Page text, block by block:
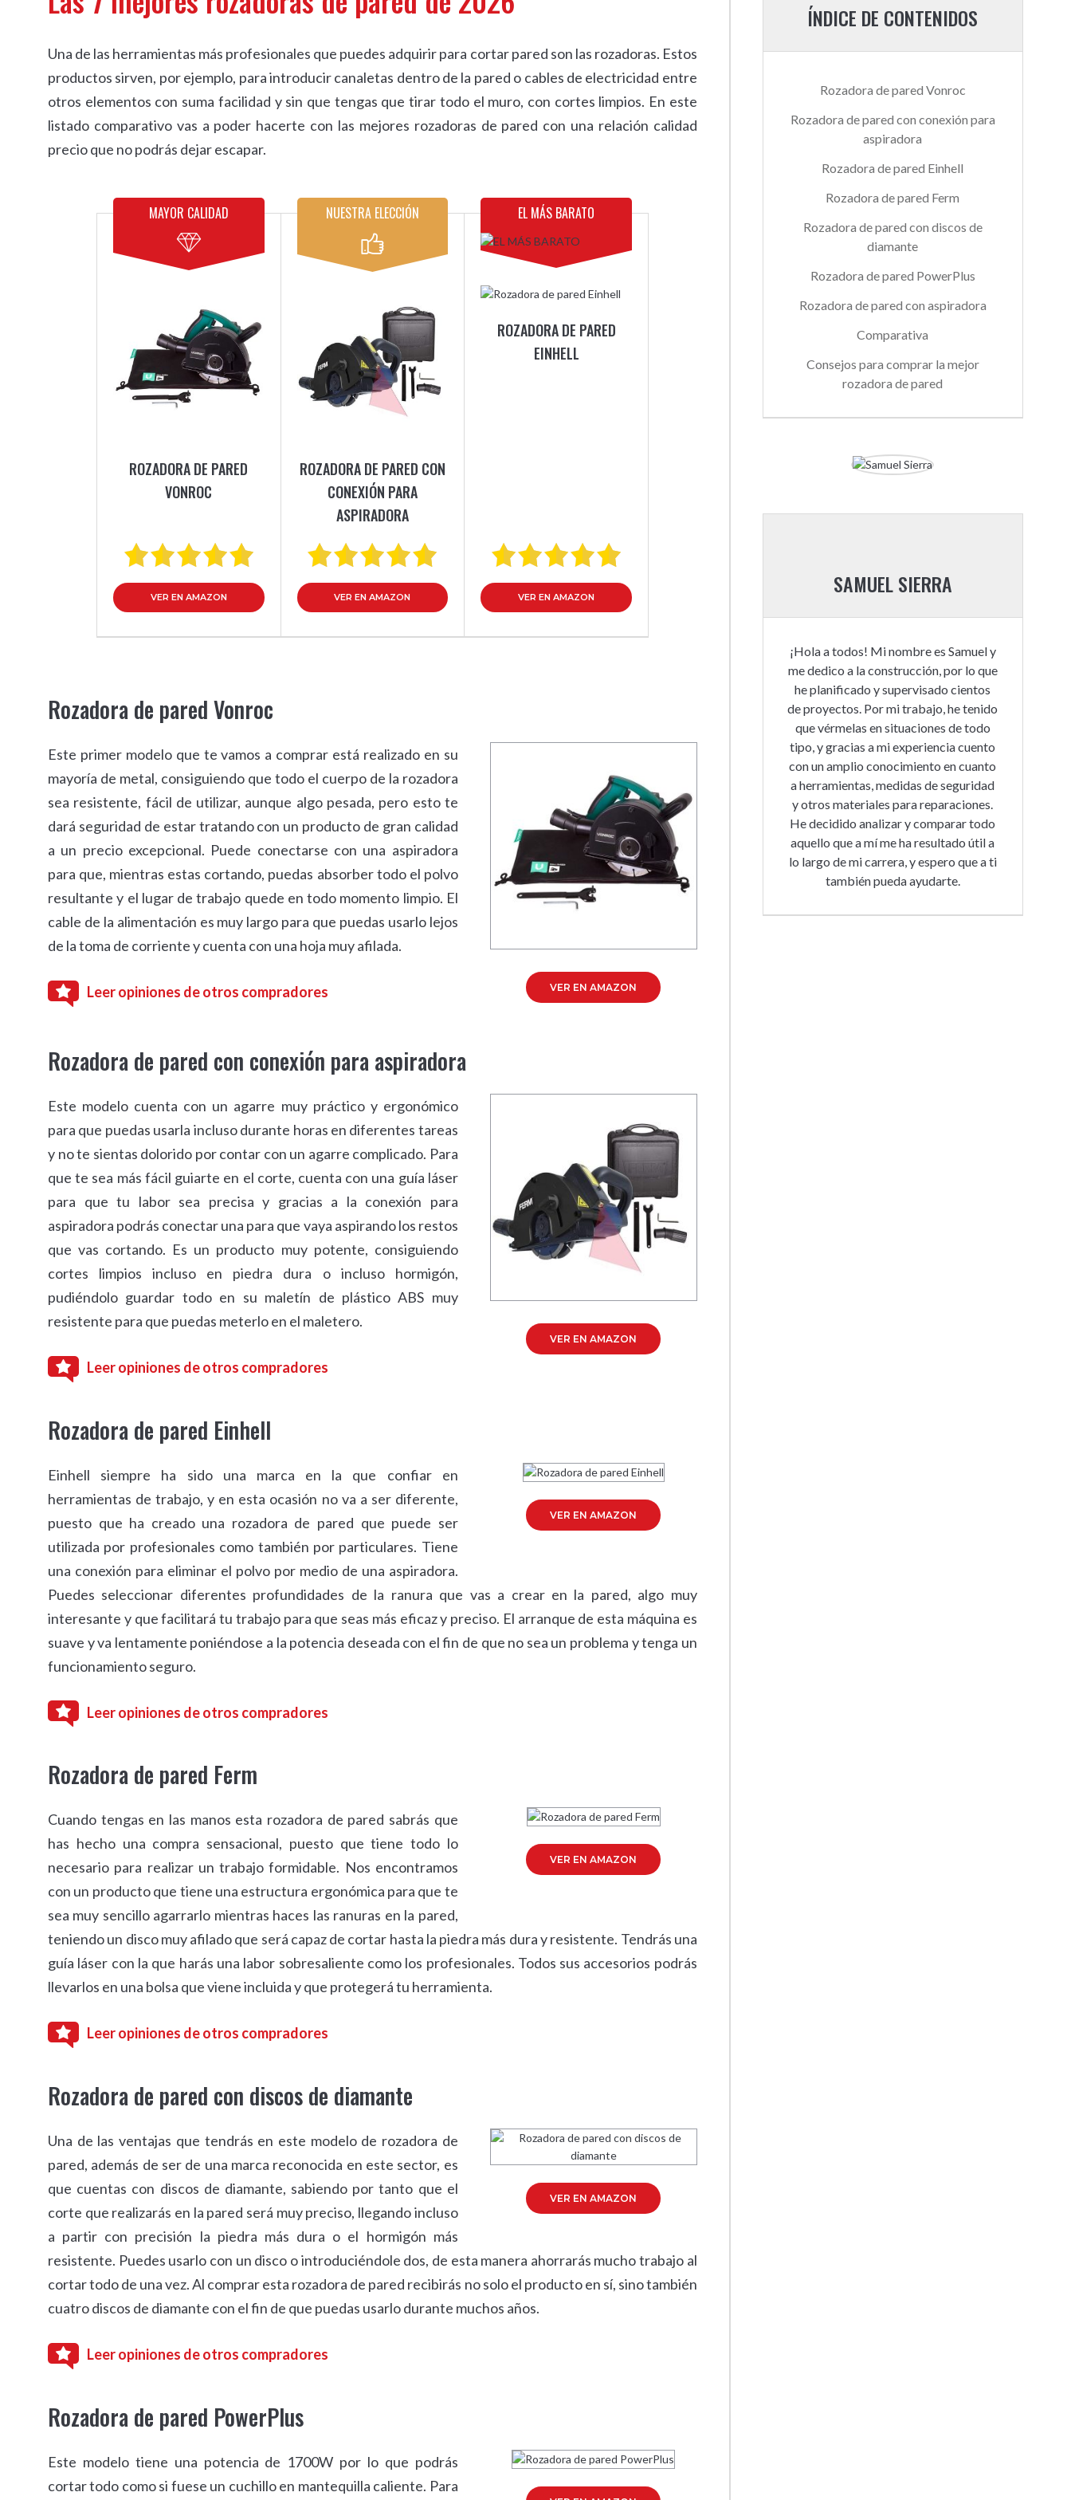
Una de las herramientas más profesionales que puedes adquirir para cortar pared son las rozadoras. Estos
productos sirven, por ejemplo, para introducir canaletas dentro de la pared o cables de electricidad entre
otros elementos con suma facilidad y sin que tengas que tirar todo el muro, con cortes limpios. En este
listado comparativo vas a poder hacerte con las mejores rozadoras de pared con una relación calidad
precio que no podrás dejar escapar.
MAYOR CALIDAD
ROZADORA DE PARED
VONROC
VER EN AMAZON
NUESTRA ELECCIÓN
ROZADORA DE PARED CON
CONEXIÓN PARA
ASPIRADORA
VER EN AMAZON
EL MÁS BARATO
ROZADORA DE PARED
EINHELL
VER EN AMAZON
Rozadora de pared Vonroc
VER EN AMAZON
Este primer modelo que te vamos a comprar está realizado en su
mayoría de metal, consiguiendo que todo el cuerpo de la rozadora
sea resistente, fácil de utilizar, aunque algo pesada, pero esto te
dará seguridad de estar tratando con un producto de gran calidad
a un precio excepcional. Puede conectarse con una aspiradora
para que, mientras estas cortando, puedas absorber todo el polvo
resultante y el lugar de trabajo quede en todo momento limpio. El
cable de la alimentación es muy largo para que puedas usarlo lejos
de la toma de corriente y cuenta con una hoja muy afilada.
Leer opiniones de otros compradores
Rozadora de pared con conexión para aspiradora
VER EN AMAZON
Este modelo cuenta con un agarre muy práctico y ergonómico
para que puedas usarla incluso durante horas en diferentes tareas
y no te sientas dolorido por contar con un agarre complicado. Para
que te sea más fácil guiarte en el corte, cuenta con una guía láser
para que tu labor sea precisa y gracias a la conexión para
aspiradora podrás conectar una para que vaya aspirando los restos
que vas cortando. Es un producto muy potente, consiguiendo
cortes limpios incluso en piedra dura o incluso hormigón,
pudiéndolo guardar todo en su maletín de plástico ABS muy
resistente para que puedas meterlo en el maletero.
Leer opiniones de otros compradores
Rozadora de pared Einhell
VER EN AMAZON
Einhell siempre ha sido una marca en la que confiar en
herramientas de trabajo, y en esta ocasión no va a ser diferente,
puesto que ha creado una rozadora de pared que puede ser
utilizada por profesionales como también por particulares. Tiene
una conexión para eliminar el polvo por medio de una aspiradora.
Puedes seleccionar diferentes profundidades de la ranura que vas a crear en la pared, algo muy
interesante y que facilitará tu trabajo para que seas más eficaz y preciso. El arranque de esta máquina es
suave y va lentamente poniéndose a la potencia deseada con el fin de que no sea un problema y tenga un
funcionamiento seguro.
Leer opiniones de otros compradores
Rozadora de pared Ferm
VER EN AMAZON
Cuando tengas en las manos esta rozadora de pared sabrás que
has hecho una compra sensacional, puesto que tiene todo lo
necesario para realizar un trabajo formidable. Nos encontramos
con un producto que tiene una estructura ergonómica para que te
sea muy sencillo agarrarlo mientras haces las ranuras en la pared,
teniendo un disco muy afilado que será capaz de cortar hasta la piedra más dura y resistente. Tendrás una
guía láser con la que harás una labor sobresaliente como los profesionales. Todos sus accesorios podrás
llevarlos en una bolsa que viene incluida y que protegerá tu herramienta.
Leer opiniones de otros compradores
Rozadora de pared con discos de diamante
VER EN AMAZON
Una de las ventajas que tendrás en este modelo de rozadora de
pared, además de ser de una marca reconocida en este sector, es
que cuentas con discos de diamante, sabiendo por tanto que el
corte que realizarás en la pared será muy preciso, llegando incluso
a partir con precisión la piedra más dura o el hormigón más
resistente. Puedes usarlo con un disco o introduciéndole dos, de esta manera ahorrarás mucho trabajo al
cortar todo de una vez. Al comprar esta rozadora de pared recibirás no solo el producto en sí, sino también
cuatro discos de diamante con el fin de que puedas usarlo durante muchos años.
Leer opiniones de otros compradores
Rozadora de pared PowerPlus
Este modelo tiene una potencia de 1700W por lo que podrás
cortar todo como si fuese un cuchillo en mantequilla caliente. Para
ÍNDICE DE CONTENIDOS
Rozadora de pared Vonroc
Rozadora de pared con conexión para
aspiradora
Rozadora de pared Einhell
Rozadora de pared Ferm
Rozadora de pared con discos de
diamante
Rozadora de pared PowerPlus
Rozadora de pared con aspiradora
Comparativa
Consejos para comprar la mejor
rozadora de pared
SAMUEL SIERRA
¡Hola a todos! Mi nombre es Samuel y
me dedico a la construcción, por lo que
he planificado y supervisado cientos
de proyectos. Por mi trabajo, he tenido
que vérmelas en situaciones de todo
tipo, y gracias a mi experiencia cuento
con un amplio conocimiento en cuanto
a herramientas, medidas de seguridad
y otros materiales para reparaciones.
He decidido analizar y comparar todo
aquello que a mí me ha resultado útil a
lo largo de mi carrera, y espero que a ti
también pueda ayudarte.